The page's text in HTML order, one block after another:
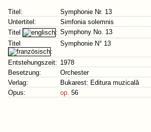
Titel:
Symphonie Nr. 13
Untertitel:
Simfonia solemnis
Titel
: Symphony No. 13
Titel
:
Symphonie N° 13
Entstehungszeit: 1978
Besetzung:
Orchester
Verlag:
Bukarest: Editura muzicală
Opus:
op. 56